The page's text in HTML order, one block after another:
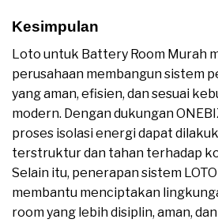
Kesimpulan
Loto untuk Battery Room Murah
perusahaan membangun sistem
yang aman, efisien, dan sesuai
modern. Dengan dukungan
proses isolasi energi dapat
terstruktur dan tahan terhadap
Selain itu, penerapan sistem
membantu menciptakan
room yang lebih disiplin, aman,